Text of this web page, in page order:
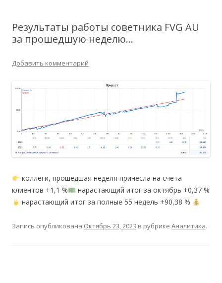
Результаты работы советника FVG AU
за прошедшую неделю…
Добавить комментарий
коллеги, прошедшая неделя принесла на счета
клиентов +1,1 %
нарастающий итог за октябрь +0,37 %
нарастающий итог за полные 55 недель +90,38 %
Запись опубликована Октябрь 23, 2023 в рубрике Аналитика.